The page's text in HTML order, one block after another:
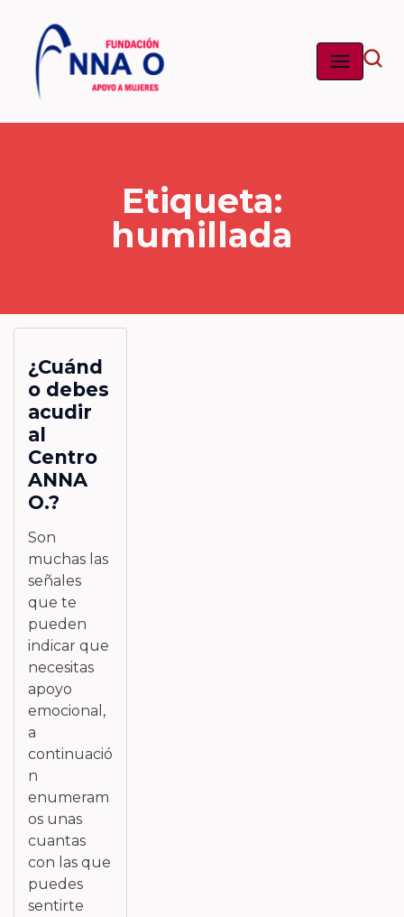
Saltar
contenido
Etiqueta:
humillada
¿Cuánd
o debes
acudir
al
Centro
ANNA
O.?
Son
muchas las
señales
que te
pueden
indicar que
necesitas
apoyo
emocional,
a
continuació
n
enumeram
os unas
cuantas
con las que
puedes
sentirte